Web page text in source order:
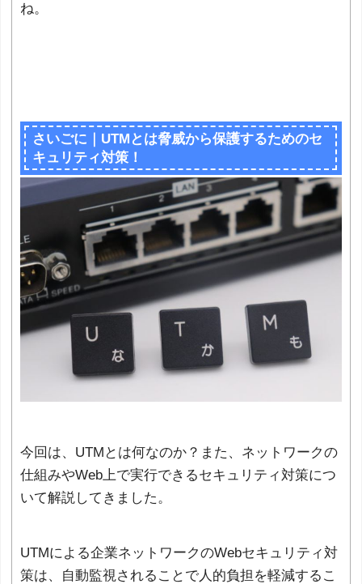
ね。
さいごに｜UTMとは脅威から保護するためのセ
キュリティ対策！
今回は、UTMとは何なのか？また、ネットワークの
仕組みやWeb上で実行できるセキュリティ対策につ
いて解説してきました。
UTMによる企業ネットワークのWebセキュリティ対
策は、自動監視されることで人的負担を軽減するこ